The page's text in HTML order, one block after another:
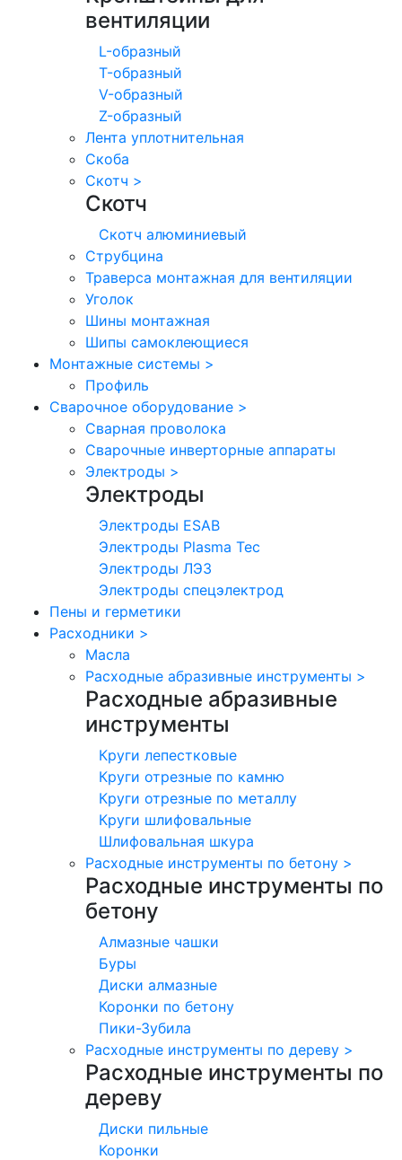
вентиляции
L-образный
T-образный
V-образный
Z-образный
Лента уплотнительная
Скоба
Скотч >
Скотч
Скотч алюминиевый
Струбцина
Траверса монтажная для вентиляции
Уголок
Шины монтажная
Шипы самоклеющиеся
Монтажные системы >
Профиль
Сварочное оборудование >
Сварная проволока
Сварочные инверторные аппараты
Электроды >
Электроды
Электроды ESAB
Электроды Plasma Tec
Электроды ЛЭЗ
Электроды спецэлектрод
Пены и герметики
Расходники >
Масла
Расходные абразивные инструменты >
Расходные абразивные
инструменты
Круги лепестковые
Круги отрезные по камню
Круги отрезные по металлу
Круги шлифовальные
Шлифовальная шкура
Расходные инструменты по бетону >
Расходные инструменты по
бетону
Алмазные чашки
Буры
Диски алмазные
Коронки по бетону
Пики-Зубила
Расходные инструменты по дереву >
Расходные инструменты по
дереву
Диски пильные
Коронки